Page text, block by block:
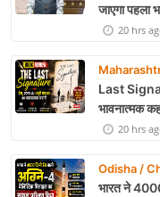
जाएगा पहला
20 hrs
Last
भावनात्मक
20 hrs
Odisha /
भारत ने